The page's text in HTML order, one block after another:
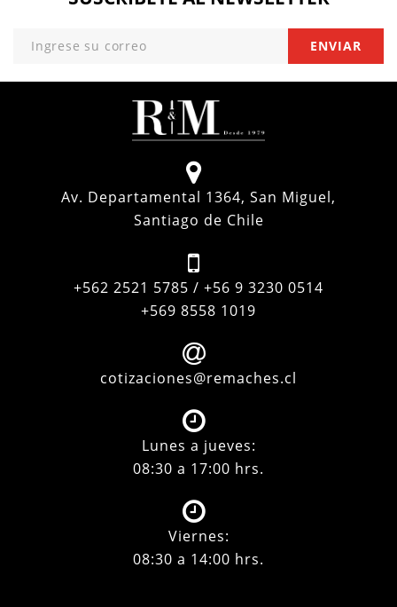
Av. Departamental 1364, San Miguel,
Santiago de Chile
+562 2521 5785 / +56 9 3230 0514
+569 8558 1019
cotizaciones@remaches.cl
Lunes a jueves:
08:30 a 17:00 hrs.
Viernes:
08:30 a 14:00 hrs.